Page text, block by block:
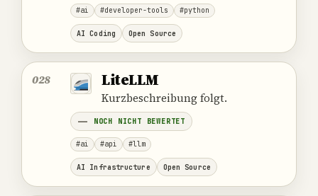
#ai #developer-tools #python
AI Coding Open Source
028 LiteLLM
Kurzbeschreibung folgt.
NOCH NICHT BEWERTET
#ai #api #llm
AI Infrastructure Open Source